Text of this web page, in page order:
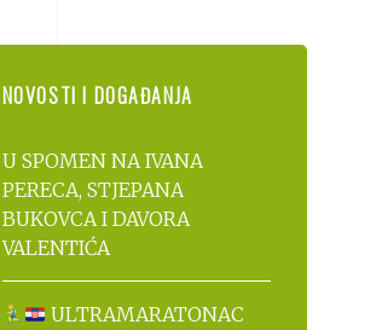
NOVOSTI I DOGAĐANJA
U SPOMEN NA IVANA
PERECA, STJEPANA
BUKOVCA I DAVORA
VALENTIĆA
ULTRAMARATONAC